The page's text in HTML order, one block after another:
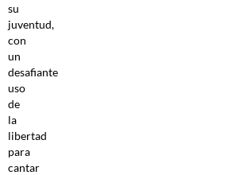
su
juventud,
con
un
desafiante
uso
de
la
libertad
para
cantar